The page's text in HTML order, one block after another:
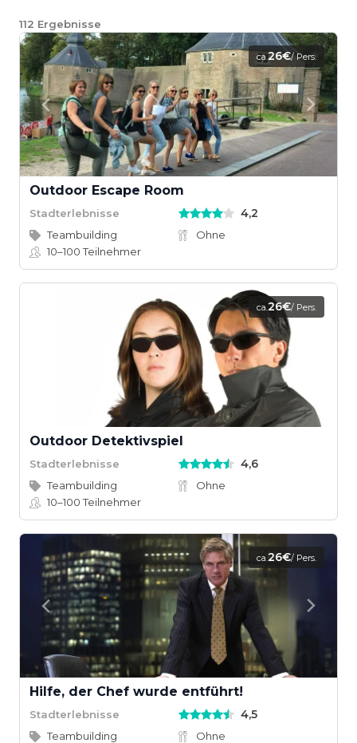
112 Ergebnisse
ca.26€/ Pers.
Outdoor Escape Room
Stadterlebnisse 4,2
Teambuilding
Ohne
10–100Teilnehmer
ca.26€/ Pers.
Outdoor Detektivspiel
Stadterlebnisse 4,6
Teambuilding
Ohne
10–100Teilnehmer
ca.26€/ Pers.
Hilfe, der Chef wurde entführt!
Stadterlebnisse 4,5
Teambuilding
Ohne